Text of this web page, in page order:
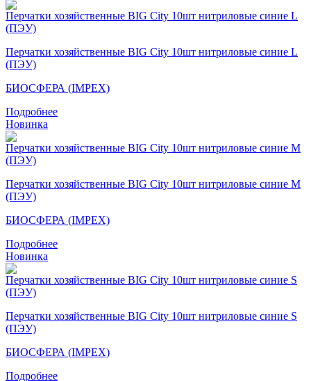
Перчатки хозяйственные BIG City 10шт нитриловые синие L
(ПЭУ)
БИОСФЕРА (IMPEX)
Подробнее
Новинка
Перчатки хозяйственные BIG City 10шт нитриловые синие M
(ПЭУ)
БИОСФЕРА (IMPEX)
Подробнее
Новинка
Перчатки хозяйственные BIG City 10шт нитриловые синие S
(ПЭУ)
БИОСФЕРА (IMPEX)
Подробнее